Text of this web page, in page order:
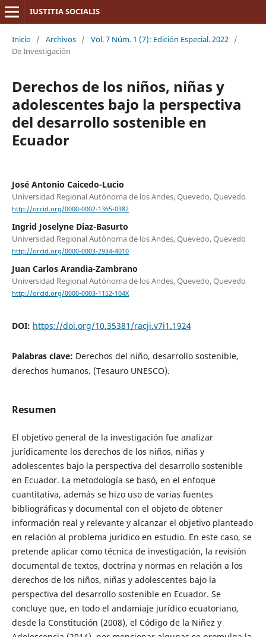
IUSTITIA SOCIALIS
Inicio / Archivos / Vol. 7 Núm. 1 (7): Edición Especial. 2022 /
De Investigación
Derechos de los niños, niñas y
adolescentes bajo la perspectiva
del desarrollo sostenible en
Ecuador
José Antonio Caicedo-Lucio
Universidad Regional Autónoma de los Andes, Quevedo, Quevedo
http://orcid.org/0000-0002-1365-0382
Ingrid Joselyne Diaz-Basurto
Universidad Regional Autónoma de los Andes, Quevedo, Quevedo
http://orcid.org/0000-0003-2934-4010
Juan Carlos Arandia-Zambrano
Universidad Regional Autónoma de los Andes, Quevedo, Quevedo
http://orcid.org/0000-0003-1152-104X
DOI: https://doi.org/10.35381/racji.v7i1.1924
Palabras clave: Derechos del niño, desarrollo sostenible,
derechos humanos. (Tesauro UNESCO).
Resumen
El objetivo general de la investigación fue analizar
jurídicamente los derechos de los niños, niñas y
adolescentes bajo la perspectiva del desarrollo sostenible
en Ecuador. La metodología se basó, en el enfoque
cuantitativa, además se hizo uso de varias fuentes
bibliográficas y documental con el objeto de obtener
información real y relevante y alcanzar el objetivo planteado
en relación al problema jurídico en estudio. En este caso, se
pretende aplicar como técnica de investigación, la revisión
documental de textos, doctrina y normas en relación a los
derechos de los niños, niñas y adolescentes bajo la
perspectiva del desarrollo sostenible en Ecuador. Se
concluye que, en todo el andamiaje jurídico ecuatoriano,
desde la Constitución (2008), el Código de la Niñez y